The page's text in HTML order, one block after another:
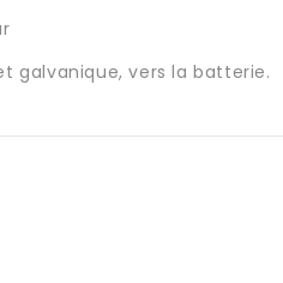
galvanique, vers la batterie.